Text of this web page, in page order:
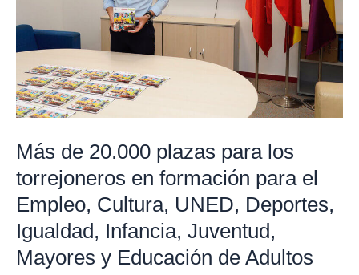
Más de 20.000 plazas para los
torrejoneros en formación para el
Empleo, Cultura, UNED, Deportes,
Igualdad, Infancia, Juventud,
Mayores y Educación de Adultos
formación
para
el
Cultura,
UNED,
Deportes,
Igualdad,
Infancia,
Juventud,